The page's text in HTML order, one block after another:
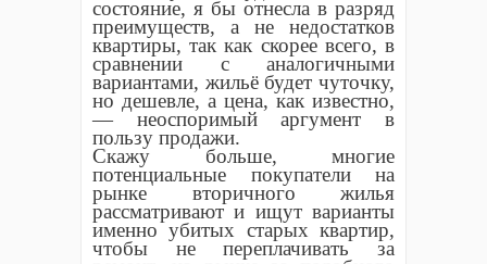
состояние, я бы отнесла в разряд
преимуществ, а не недостатков
квартиры, так как скорее всего, в
сравнении с аналогичными
вариантами, жильё будет чуточку,
но дешевле, а цена, как известно,
— неоспоримый аргумент в
пользу продажи.
Скажу больше, многие
потенциальные покупатели на
рынке вторичного жилья
рассматривают и ищут варианты
именно убитых старых квартир,
чтобы не переплачивать за